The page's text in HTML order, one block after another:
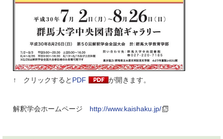
↑ クリックすると PDF が開きます。
解釈学会ホームページ http://www.kaishaku.jp/